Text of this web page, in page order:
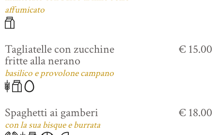
affumicato
Tagliatelle con zucchine
fritte alla nerano
basilico e provolone campano
€ 15.00
Spaghetti ai gamberi
con la sua bisque e burrata
€ 18.00